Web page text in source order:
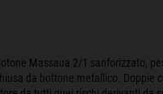
Massaua 2/1 sanforizzato,
da bottone metallico.